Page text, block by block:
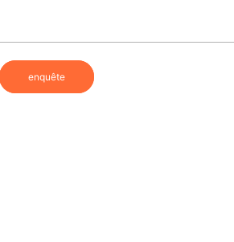
enquête